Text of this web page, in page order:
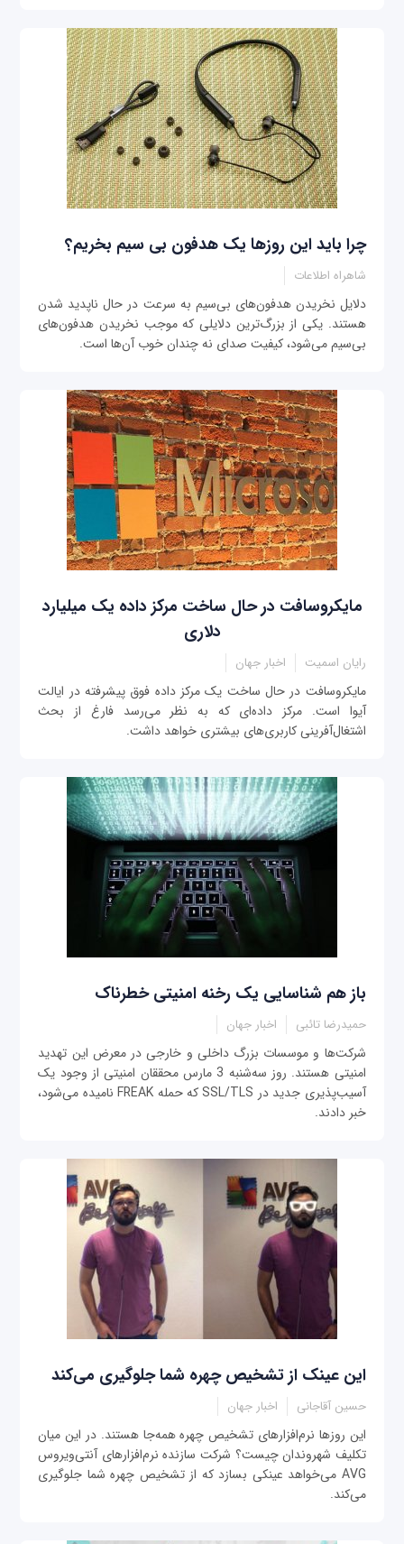
چرا باید این روزها یک هدفون بی سیم بخریم؟
شاهراه اطلاعات
دلایل نخریدن هدفون‌های بی‌سیم به سرعت در حال ناپدید شدن
هستند. یکی از بزرگ‌ترین دلایلی که موجب نخریدن هدفون‌های
بی‌سیم می‌شود، کیفیت صدای نه چندان خوب آن‌ها است.
مایکروسافت در حال ساخت مرکز داده یک میلیارد
دلاری
رایان اسمیت اخبار جهان
مایکروسافت در حال ساخت یک مرکز داده‌ فوق پیشرفته در ایالت
آیوا است. مرکز داده‌ای که به نظر می‌رسد فارغ از بحث
اشتغال‌آفرینی کاربری‌های بیشتری خواهد داشت.
باز هم شناسایی یک رخنه امنیتی خطرناک
حمیدرضا تائبی اخبار جهان
شرکت‌ها و موسسات بزرگ داخلی و خارجی در معرض این تهدید
امنیتی هستند. روز سه‌شنبه 3 مارس محققان امنیتی از وجود یک
آسیب‌پذیری جدید در SSL/TLS که حمله FREAK نامیده می‌شود،
خبر دادند.
این عینک از تشخیص چهره شما جلوگیری می‌کند
حسین آقاجانی اخبار جهان
این روزها نرم‌افزارهای تشخیص چهره همه‌جا هستند. در این میان
تکلیف شهروندان چیست؟ شرکت سازنده نرم‌افزارهای آنتی‌ویروس
AVG می‌خواهد عینکی بسازد که از تشخیص چهره شما جلوگیری
می‌کند.